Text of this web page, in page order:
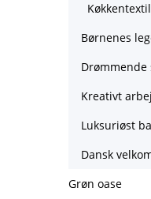
Børnenes
Kreativt
Luksuriøst
Dansk
Grøn oase